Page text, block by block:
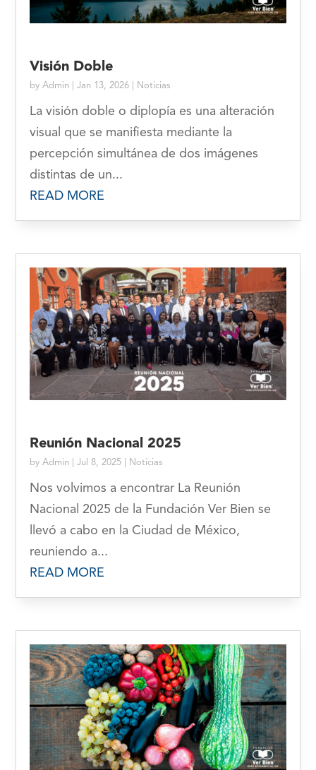
Visión Doble
byAdmin |Jan 13, 2026 Noticias
La visión doble o diplopía es una alteración
visual que se manifiesta mediante la
percepción simultánea de dos imágenes
distintas de un...
READ MORE
Reunión Nacional 2025
byAdmin |Jul 8, 2025 Noticias
Nos volvimos a encontrar La Reunión
Nacional 2025 de la Fundación Ver Bien se
llevó a cabo en la Ciudad de México,
reuniendo a...
READ MORE